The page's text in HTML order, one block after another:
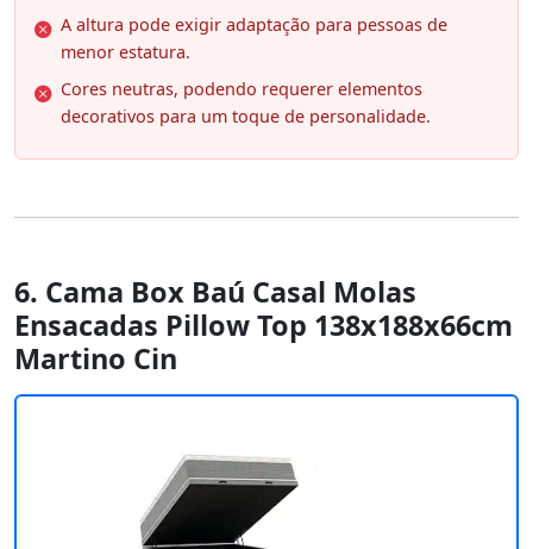
A altura pode exigir adaptação para pessoas de
menor estatura.
Cores neutras, podendo requerer elementos
decorativos para um toque de personalidade.
6. Cama Box Baú Casal Molas
Ensacadas Pillow Top 138x188x66cm
Martino Cin